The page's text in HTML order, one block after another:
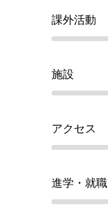
課外活動
施設
アクセス
進学・就職